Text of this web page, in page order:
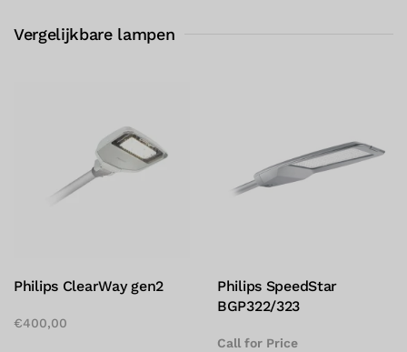
Vergelijkbare lampen
Philips Micenas LED Philips